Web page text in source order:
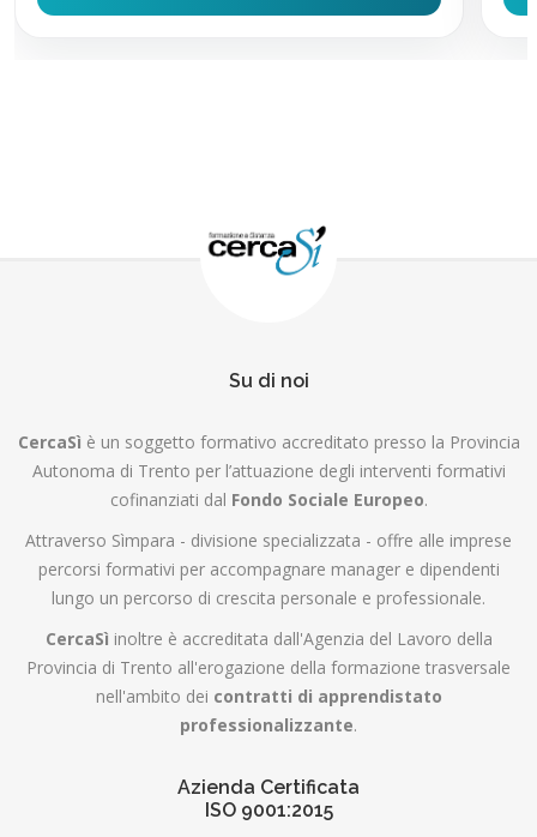
Su di noi
CercaSì è un soggetto formativo accreditato presso la Provincia
Autonoma di Trento per l’attuazione degli interventi formativi
cofinanziati dal Fondo Sociale Europeo.
Attraverso Sìmpara - divisione specializzata - offre alle imprese
percorsi formativi per accompagnare manager e dipendenti
lungo un percorso di crescita personale e professionale.
CercaSì inoltre è accreditata dall'Agenzia del Lavoro della
Provincia di Trento all'erogazione della formazione trasversale
nell'ambito dei contratti di apprendistato
professionalizzante.
Azienda Certificata
ISO 9001:2015